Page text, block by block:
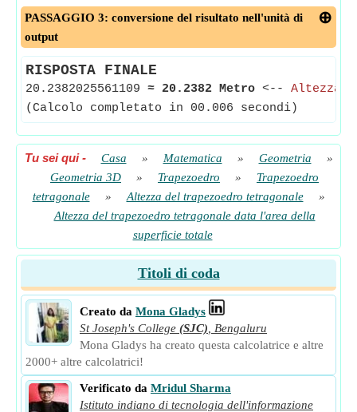
PASSAGGIO 3: conversione del risultato nell'unità di
output
RISPOSTA FINALE
20.2382025561109 ≈ 20.2382 Metro <-- Altezza
(Calcolo completato in 00.006 secondi)
Tu sei qui- Casa » Matematica » Geometria
»
Geometria 3D
» Trapezoedro »
Trapezoedro
tetragonale
» Altezza del trapezoedro tetragonale
»
Altezza del trapezoedro tetragonale data l'area della
superficie totale
Titoli di coda
Creato da Mona Gladys
St Joseph's College (SJC)
Bengaluru
Mona Gladys ha creato questa calcolatrice e altre
2000+ altre calcolatrici!
Verificato da Mridul Sharma
Istituto indiano di tecnologia dell'informazione